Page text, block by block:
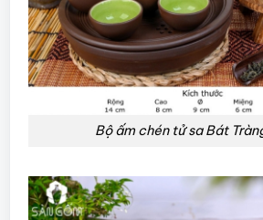
Bộ ấm chén tử sa Bát